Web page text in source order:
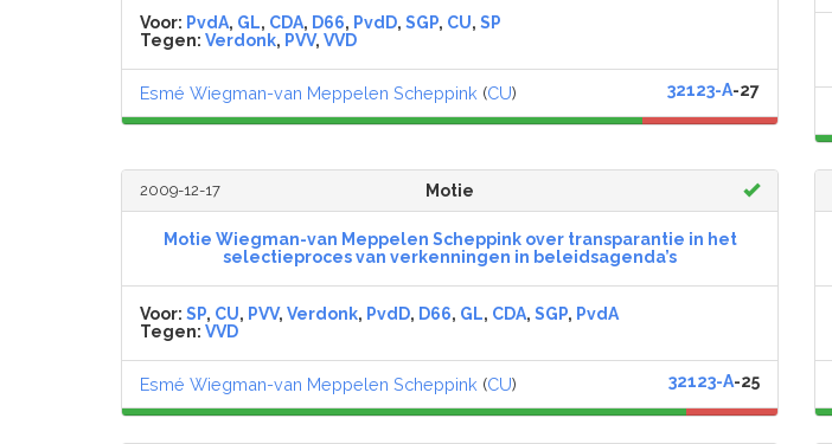
Voor: PvdA, GL, CDA, D66, PvdD, SGP, CU, SP
Tegen: Verdonk, PVV, VVD
Esmé Wiegman-van Meppelen Scheppink (CU) 32123-A-27
2009-12-17 Motie
Motie Wiegman-van Meppelen Scheppink over transparantie in het
selectieproces van verkenningen in beleidsagenda’s
Voor: SP, CU, PVV, Verdonk, PvdD, D66, GL, CDA, SGP, PvdA
Tegen: VVD
Esmé Wiegman-van Meppelen Scheppink (CU) 32123-A-25